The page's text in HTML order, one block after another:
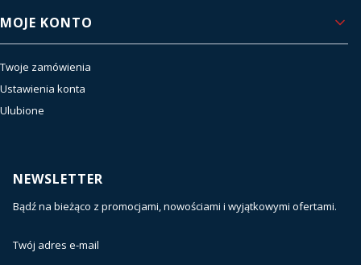
MOJE KONTO
Twoje zamówienia
Ustawienia konta
Ulubione
NEWSLETTER
Bądź na bieżąco z promocjami, nowościami i wyjątkowymi ofertami.
Twój adres e-mail